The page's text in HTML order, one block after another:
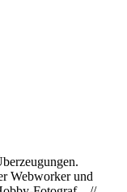
Webworker und